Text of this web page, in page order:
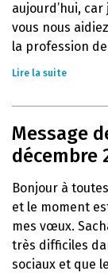
aujourd’hui, car
vous nous
la profession de
Lire la suite
Message
décembre
Bonjour à
et le moment
mes vœux.
très difficiles
sociaux et que